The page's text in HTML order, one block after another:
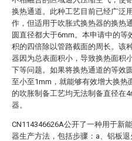
换热通道。此种工艺目前已经广泛
作，但适用于吹胀式换热器的换热
圆直径都大于6mm。本申请中的等
积的四倍除以管路截面的周长。该
器因为总表面积小，导致换热面积
下等问题。如果将换热通道的等效
至小至1mm，就能够有效增大换热
的吹胀制备工艺均无法制备直径在
器。
CN114346626A公开了一种用于新
器生产方法，包括步骤：a、铝板